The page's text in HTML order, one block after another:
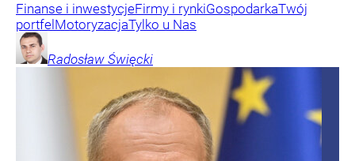
Finanse i inwestycjeFirmy i rynkiGospodarkaTwój
portfel MotoryzacjaTylko u Nas
Radosław Święcki